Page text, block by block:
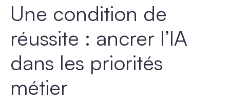
Une condition de
réussite : ancrer l’IA
dans les priorités
métier